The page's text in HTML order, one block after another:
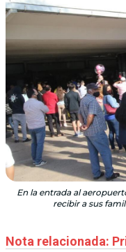
En la entrada al
recibir a sus
Nota relacionada: